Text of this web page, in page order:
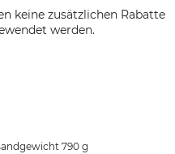
keine zusätzlichen Rabatte
werden.
790 g